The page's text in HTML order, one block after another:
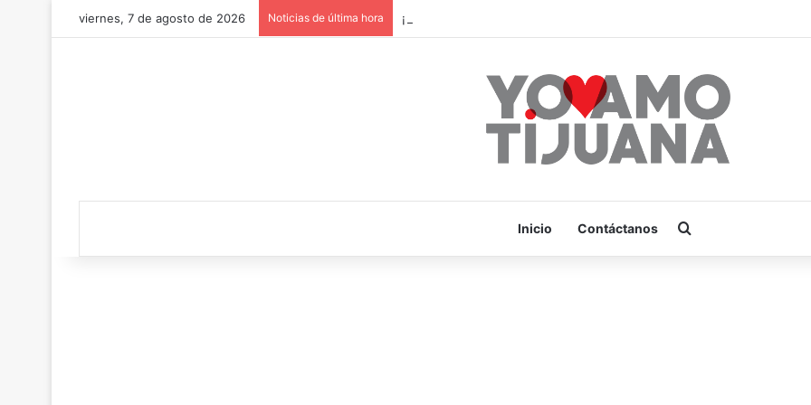
viernes, 7 de agosto de 2026 Noticias de última hora ¡Es hora de apoyar! mañana Zonkeys tendrá su último partido en casa
Inicio Contáctanos